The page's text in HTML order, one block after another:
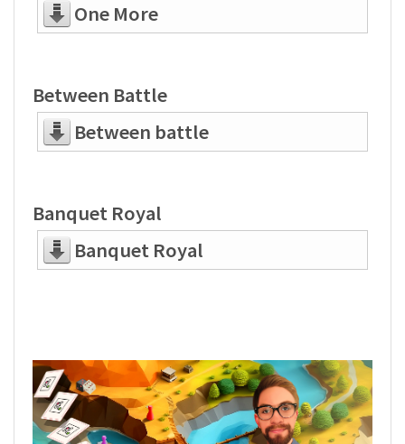
One More
Between Battle
Between battle
Banquet Royal
Banquet Royal